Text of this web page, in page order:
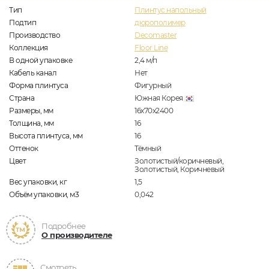
Тип
Плинтус напольный
Подтип
дюрополимер
Производство
Decomaster
Коллекция
Floor Line
В одной упаковке
2,4 м/п
Кабель канал
Нет
Форма плинтуса
Фигурный
Страна
Южная Корея
Размеры, мм
16х70х2400
Толщина, мм
16
Высота плинтуса, мм
16
Оттенок
Тёмный
Цвет
Золотистый/коричневый,
Золотистый, Коричневый
Вес упаковки, кг
1,5
Объём упаковки, м3
0,042
Подробнее
О производителе